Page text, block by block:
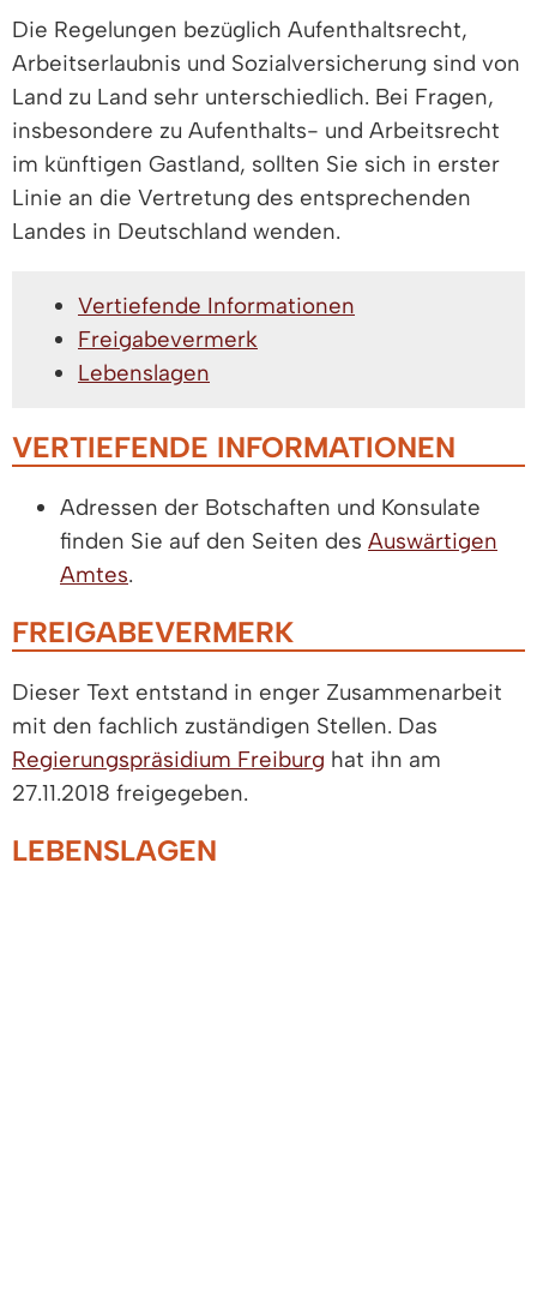
Die Regelungen bezüglich Aufenthaltsrecht,
Arbeitserlaubnis und Sozialversicherung sind von
Land zu Land sehr unterschiedlich. Bei Fragen,
insbesondere zu Aufenthalts- und Arbeitsrecht
im künftigen Gastland, sollten Sie sich in erster
Linie an die Vertretung des entsprechenden
Landes in Deutschland wenden.
Vertiefende Informationen
Freigabevermerk
Lebenslagen
VERTIEFENDE INFORMATIONEN
Adressen der Botschaften und Konsulate
finden Sie auf den Seiten des Auswärtigen
Amtes.
FREIGABEVERMERK
Dieser Text entstand in enger Zusammenarbeit
mit den fachlich zuständigen Stellen. Das
Regierungspräsidium Freiburg hat ihn am
27.11.2018 freigegeben.
LEBENSLAGEN